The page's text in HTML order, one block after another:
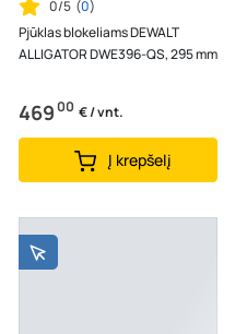
0/5 (0)
Pjūklas blokeliams DEWALT
ALLIGATOR DWE396-QS, 295 mm
46900 € / vnt.
Į krepšelį